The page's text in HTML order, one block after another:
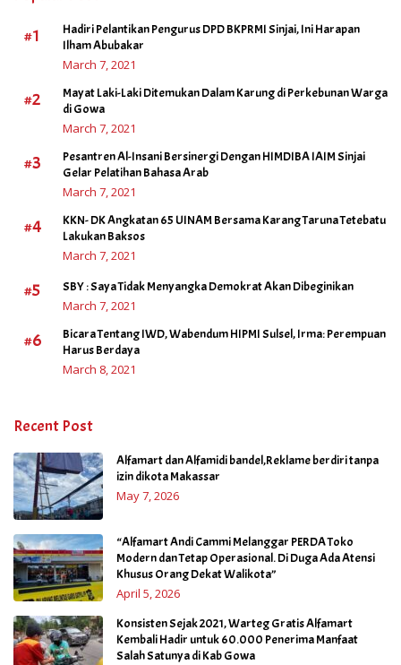
#1
Hadiri Pelantikan Pengurus DPD BKPRMI Sinjai, Ini Harapan
Ilham Abubakar
March 7, 2021
#2
Mayat Laki-Laki Ditemukan Dalam Karung di Perkebunan Warga
di Gowa
March 7, 2021
#3
Pesantren Al-Insani Bersinergi Dengan HIMDIBA IAIM Sinjai
Gelar Pelatihan Bahasa Arab
March 7, 2021
#4
KKN- DK Angkatan 65 UINAM Bersama Karang Taruna Tetebatu
Lakukan Baksos
March 7, 2021
#5 SBY : Saya Tidak Menyangka Demokrat Akan Dibeginikan
March 7, 2021
#6
Bicara Tentang IWD, Wabendum HIPMI Sulsel, Irma: Perempuan
Harus Berdaya
March 8, 2021
Recent Post
Alfamart dan Alfamidi bandel,Reklame berdiri tanpa
izin dikota Makassar
May 7, 2026
“Alfamart Andi Cammi Melanggar PERDA Toko
Modern dan Tetap Operasional. Di Duga Ada Atensi
Khusus Orang Dekat Walikota”
April 5, 2026
Konsisten Sejak 2021, Warteg Gratis Alfamart
Kembali Hadir untuk 60.000 Penerima Manfaat
Salah Satunya di Kab Gowa